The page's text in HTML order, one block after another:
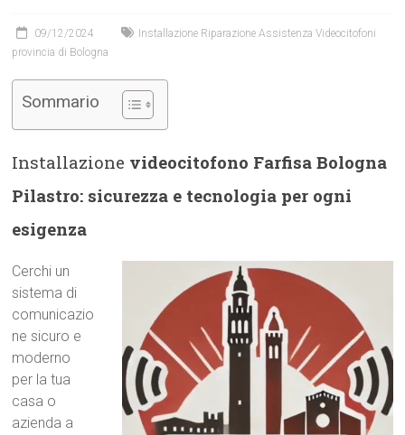
09/12/2024
Installazione Riparazione Assistenza Videocitofoni
provincia di Bologna
Sommario
Installazione videocitofono Farfisa Bologna
Pilastro: sicurezza e tecnologia per ogni
esigenza
Cerchi un
sistema di
comunicazio
ne sicuro e
moderno
per la tua
casa o
azienda a